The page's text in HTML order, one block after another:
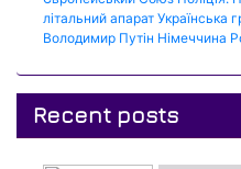
літальний апарат Українська
Володимир Путін Німеччина
Recent posts